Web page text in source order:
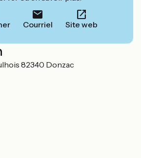
Courriel Site web
82340 Donzac